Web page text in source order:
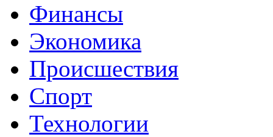
Финансы
Экономика
Происшествия
Спорт
Технологии